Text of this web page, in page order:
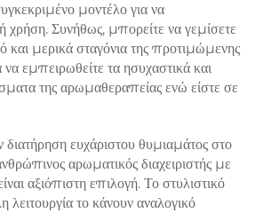
μοντέλο για να
χρήση. Συνήθως, μπορείτε να γεμίσετε
και μερικά σταγόνια της προτιμώμενης
να εμπειρωθείτε τα ησυχαστικά και
της αρωμαθεραπείας ενώ είστε σε
διατήρηση ευχάριστου θυμιαμάτος στο
αρωματικός διαχειριστής με
αξιόπιστη επιλογή. Το στυλιστικό
λειτουργία το κάνουν αναλογικό